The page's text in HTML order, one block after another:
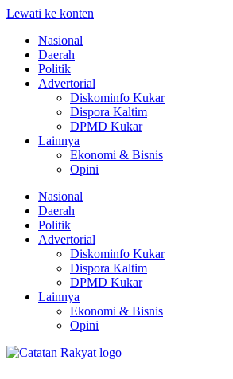
Lewati ke konten
Nasional
Daerah
Politik
Advertorial
Diskominfo Kukar
Dispora Kaltim
DPMD Kukar
Lainnya
Ekonomi & Bisnis
Opini
Nasional
Daerah
Politik
Advertorial
Diskominfo Kukar
Dispora Kaltim
DPMD Kukar
Lainnya
Ekonomi & Bisnis
Opini